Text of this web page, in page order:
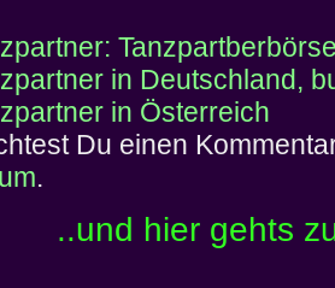
in Deutschland,
in Österreich
Du einen
.
..und hier gehts